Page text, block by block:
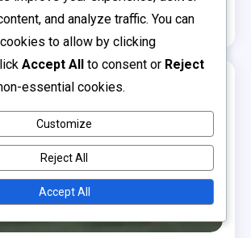
Luka Kovačič 0
and analyze traffic. You can
to allow by clicking
Accept All to consent or Reject
essential cookies.
Customize
Reject All
Accept All